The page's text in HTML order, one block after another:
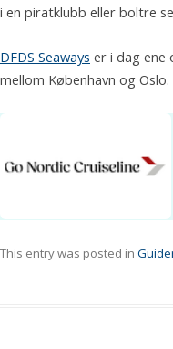
i en piratklubb eller boltre
DFDS Seaways er i dag ene
mellom København og Oslo.
This entry was posted in